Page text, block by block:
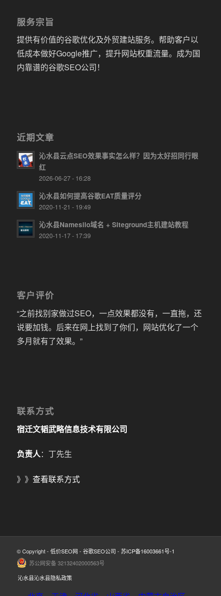
服务宗旨
提供有价值的谷歌优化及外贸建站服务。帮助客户以
低成本做好Google推广，提升网站权重流量。成为国
内靠谱的谷歌SEO公司！
近期文章
沁水县云点SEO效果事实怎么样？因为太好招同行眼
红
2026-06-27 - 16:28
沁水县如何提高谷歌EAT质量评分
2020-11-21 - 19:49
沁水县Namesilo域名 + Siteground主机建站教程
2020-11-17 - 17:39
客户评价
“之前找别家做过SEO，一点效果都没有，一直拖，还
说要加钱。后来在网上找到了你们，网站优化了一个
多月就有了效果。”
联系方式
宿迁文韬武略信息技术有限公司
负责人：丁先生
》》 查看联系方式
© Copyright - 低价SEO网 - 谷歌SEO公司 - 苏ICP备16003661号-1
苏公网安备 32132402000563号
沁水县沁水县隐私政策